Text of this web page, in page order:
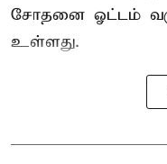
சோதனை ஓட்டம்
உள்ளது.